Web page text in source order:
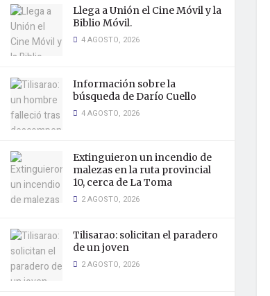
Llega a Unión el Cine Móvil y la
Biblio Móvil.
4 AGOSTO, 2026
Información sobre la
búsqueda de Darío Cuello
4 AGOSTO, 2026
Extinguieron un incendio de
malezas en la ruta provincial
10, cerca de La Toma
2 AGOSTO, 2026
Tilisarao: solicitan el paradero
de un joven
2 AGOSTO, 2026